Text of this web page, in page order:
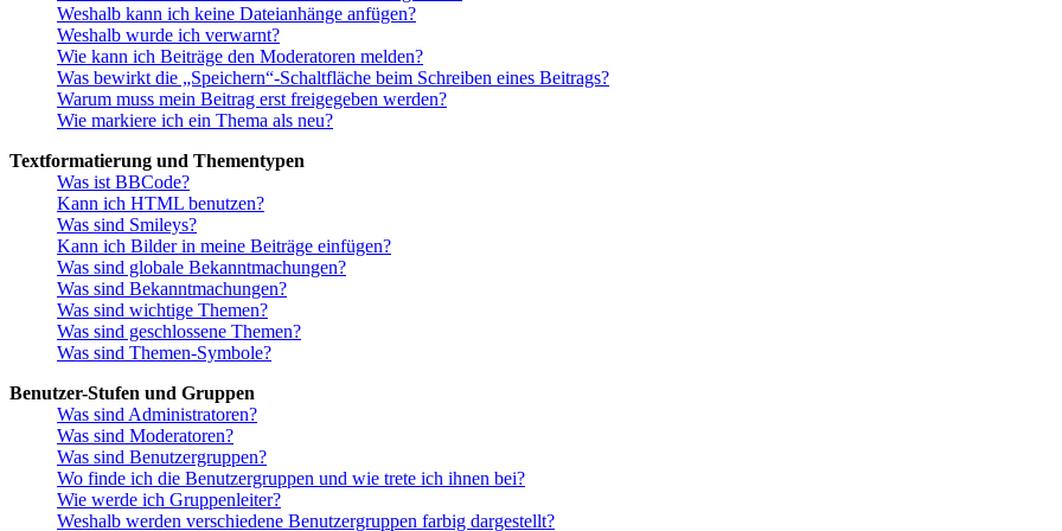
Weshalb kann ich keine Dateianhänge anfügen?
Weshalb wurde ich verwarnt?
Wie kann ich Beiträge den Moderatoren melden?
Was bewirkt die „Speichern“-Schaltfläche beim Schreiben eines Beitrags?
Warum muss mein Beitrag erst freigegeben werden?
Wie markiere ich ein Thema als neu?
Textformatierung und Thementypen
Was ist BBCode?
Kann ich HTML benutzen?
Was sind Smileys?
Kann ich Bilder in meine Beiträge einfügen?
Was sind globale Bekanntmachungen?
Was sind Bekanntmachungen?
Was sind wichtige Themen?
Was sind geschlossene Themen?
Was sind Themen-Symbole?
Benutzer-Stufen und Gruppen
Was sind Administratoren?
Was sind Moderatoren?
Was sind Benutzergruppen?
Wo finde ich die Benutzergruppen und wie trete ich ihnen bei?
Wie werde ich Gruppenleiter?
Weshalb werden verschiedene Benutzergruppen farbig dargestellt?